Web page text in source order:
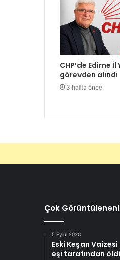
CHP’de Edirne
görevden alındı
3 hafta önce
Çok
5 Eylül 2020
Eski Keşan
eşi tarafından